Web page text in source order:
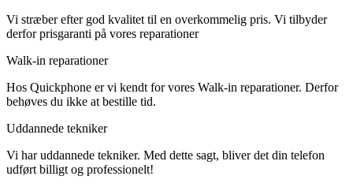
Vi stræber efter god kvalitet til en overkommelig pris. Vi tilbyder
derfor prisgaranti på vores reparationer
Walk-in reparationer
Hos Quickphone er vi kendt for vores Walk-in reparationer. Derfor
behøves du ikke at bestille tid.
Uddannede tekniker
Vi har uddannede tekniker. Med dette sagt, bliver det din telefon
udført billigt og professionelt!